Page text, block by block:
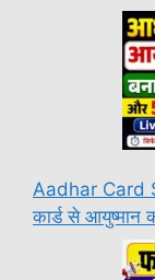
Aadhar Card
कार्ड से आयुष्मान